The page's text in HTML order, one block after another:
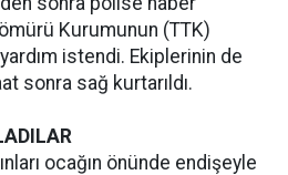
Kurumunun (TTK)
istendi. Ekiplerinin de
sonra sağ kurtarıldı.
ocağın önünde endişeyle